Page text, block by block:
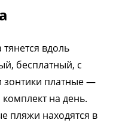
вдоль
бесплатный, с
платные —
на день.
пляжи находятся в